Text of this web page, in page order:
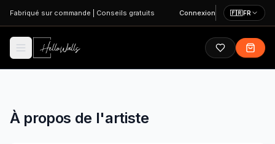
Aller au contenu principal
Fabriqué sur commande Conseils gratuits Connexion 🇫🇷FR
À propos de l'artiste